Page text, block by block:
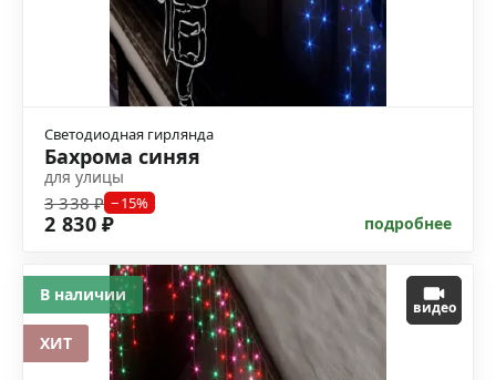
Светодиодная гирлянда
Бахрома синяя
для улицы
3 338 ₽ −15%
2 830 ₽ подробнее
видео
В наличии
ХИТ